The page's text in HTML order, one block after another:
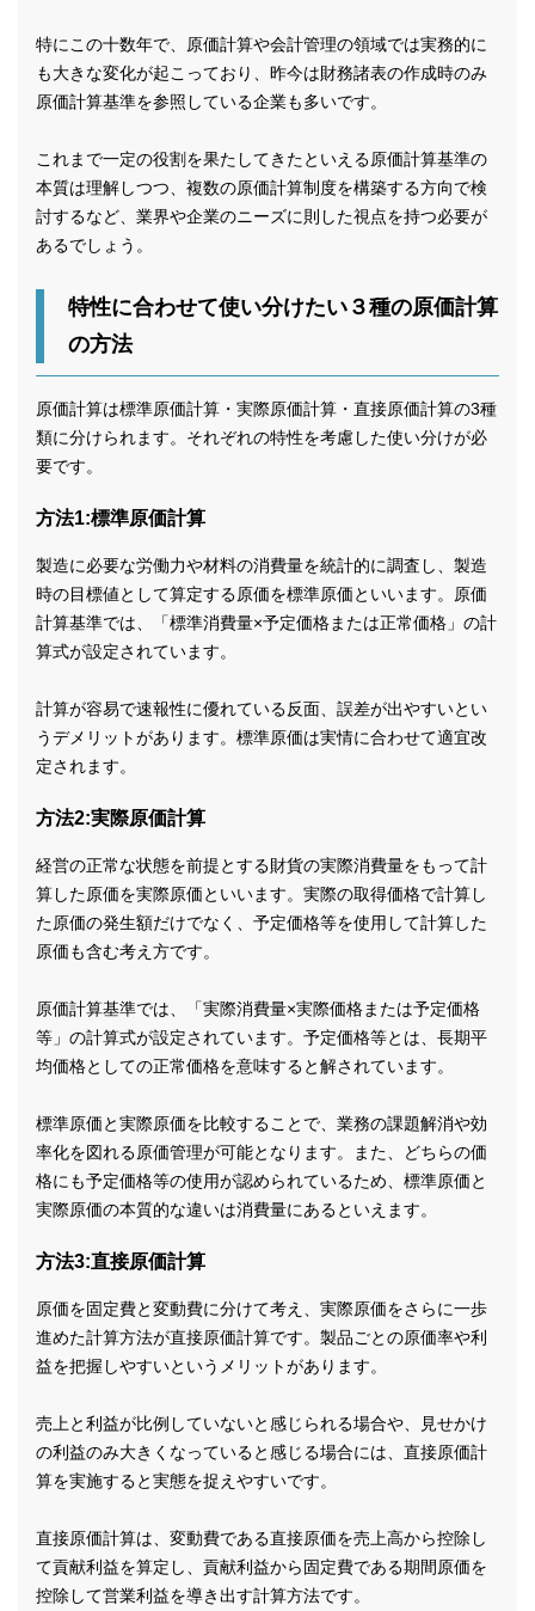
特にこの十数年で、原価計算や会計管理の領域では実務的に
も大きな変化が起こっており、昨今は財務諸表の作成時のみ
原価計算基準を参照している企業も多いです。
これまで一定の役割を果たしてきたといえる原価計算基準の
本質は理解しつつ、複数の原価計算制度を構築する方向で検
討するなど、業界や企業のニーズに則した視点を持つ必要が
あるでしょう。
特性に合わせて使い分けたい３種の原価計算
の方法
原価計算は標準原価計算・実際原価計算・直接原価計算の3種
類に分けられます。それぞれの特性を考慮した使い分けが必
要です。
方法1:標準原価計算
製造に必要な労働力や材料の消費量を統計的に調査し、製造
時の目標値として算定する原価を標準原価といいます。原価
計算基準では、「標準消費量×予定価格または正常価格」の計
算式が設定されています。
計算が容易で速報性に優れている反面、誤差が出やすいとい
うデメリットがあります。標準原価は実情に合わせて適宜改
定されます。
方法2:実際原価計算
経営の正常な状態を前提とする財貨の実際消費量をもって計
算した原価を実際原価といいます。実際の取得価格で計算し
た原価の発生額だけでなく、予定価格等を使用して計算した
原価も含む考え方です。
原価計算基準では、「実際消費量×実際価格または予定価格
等」の計算式が設定されています。予定価格等とは、長期平
均価格としての正常価格を意味すると解されています。
標準原価と実際原価を比較することで、業務の課題解消や効
率化を図れる原価管理が可能となります。また、どちらの価
格にも予定価格等の使用が認められているため、標準原価と
実際原価の本質的な違いは消費量にあるといえます。
方法3:直接原価計算
原価を固定費と変動費に分けて考え、実際原価をさらに一歩
進めた計算方法が直接原価計算です。製品ごとの原価率や利
益を把握しやすいというメリットがあります。
売上と利益が比例していないと感じられる場合や、見せかけ
の利益のみ大きくなっていると感じる場合には、直接原価計
算を実施すると実態を捉えやすいです。
直接原価計算は、変動費である直接原価を売上高から控除し
て貢献利益を算定し、貢献利益から固定費である期間原価を
控除して営業利益を導き出す計算方法です。